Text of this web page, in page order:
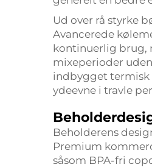
Ud over rå styrke
Avancerede
kontinuerlig brug,
mixeperioder
indbygget termisk
ydeevne i travle
Beholderens
Premium
såsom BPA-fri